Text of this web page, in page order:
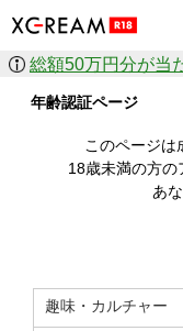
作品を探す
ジャンル
人気のセール中商
すべての作品から
価格の安い順
年齢認証ページ
このページは
18歳未満の方の
あ
趣味・カルチャー